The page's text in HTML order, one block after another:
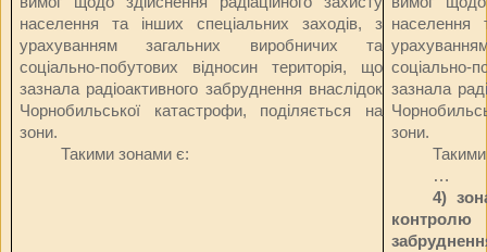
населення та інших спеціальних заходів, з
урахуванням загальних виробничих та
соціально-побутових відносин територія, що
зазнала радіоактивного забруднення внаслідок
Чорнобильської катастрофи, поділяється на
зони.
Такими зонами є:
населення
соціально-
зазнала
зони.
…
4)
контролю